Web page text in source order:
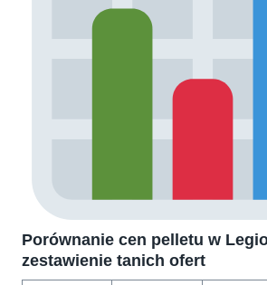
Porównanie cen pelletu w
zestawienie tanich ofert